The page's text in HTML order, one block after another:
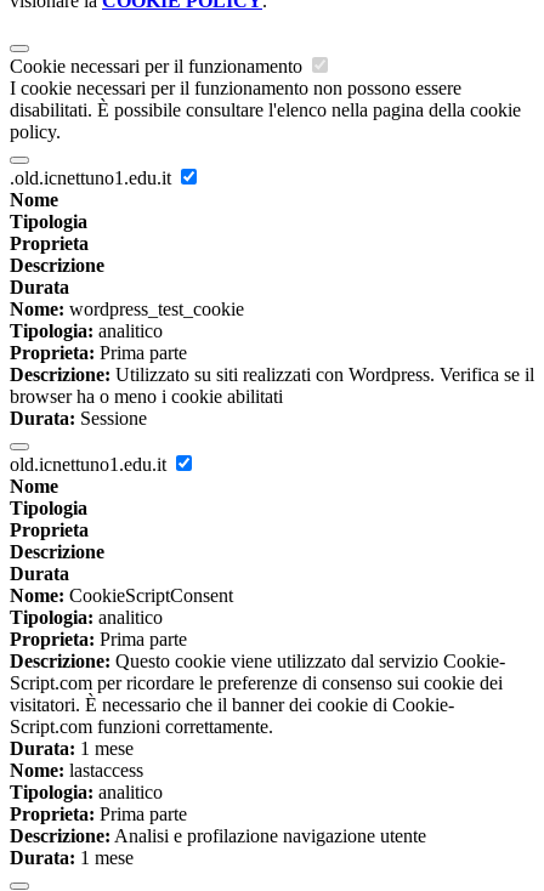
Cookie necessari per il funzionamento
I cookie necessari per il funzionamento non possono essere
disabilitati. È possibile consultare l'elenco nella pagina della cookie
policy.
.old.icnettuno1.edu.it
Nome
Tipologia
Proprieta
Descrizione
Durata
Nome: wordpress_test_cookie
Tipologia: analitico
Proprieta: Prima parte
Descrizione: Utilizzato su siti realizzati con Wordpress. Verifica se il
browser ha o meno i cookie abilitati
Durata: Sessione
old.icnettuno1.edu.it
Nome
Tipologia
Proprieta
Descrizione
Durata
Nome: CookieScriptConsent
Tipologia: analitico
Proprieta: Prima parte
Descrizione: Questo cookie viene utilizzato dal servizio Cookie-
Script.com per ricordare le preferenze di consenso sui cookie dei
visitatori. È necessario che il banner dei cookie di Cookie-
Script.com funzioni correttamente.
Durata: 1 mese
Nome: lastaccess
Tipologia: analitico
Proprieta: Prima parte
Descrizione: Analisi e profilazione navigazione utente
Durata: 1 mese